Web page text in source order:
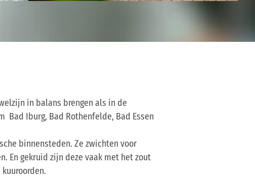
in balans brengen als in de
Bad Iburg, Bad Rothenfelde, Bad Essen
binnensteden. Ze zwichten voor
En gekruid zijn deze vaak met het zout